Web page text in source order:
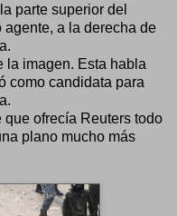
parte superior del
a la derecha de
la imagen. Esta habla
como candidata para
ofrecía Reuters todo
plano mucho más